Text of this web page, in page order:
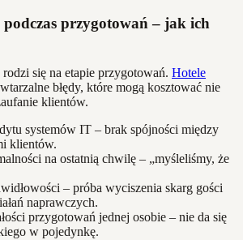
podczas przygotowań – jak ich
się na etapie przygotowań. Hotele
błędy, które mogą kosztować nie
klientów.
systemów IT – brak spójności między
klientów.
na ostatnią chwilę – „myśleliśmy, że
– próba wyciszenia skarg gości
naprawczych.
przygotowań jednej osobie – nie da się
w pojedynkę.